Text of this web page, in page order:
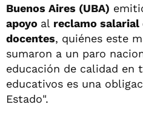
Buenos Aires (UBA)
apoyo al reclamo salarial
docentes, quiénes este
sumaron a un paro
educación de calidad en
educativos es una
Estado".